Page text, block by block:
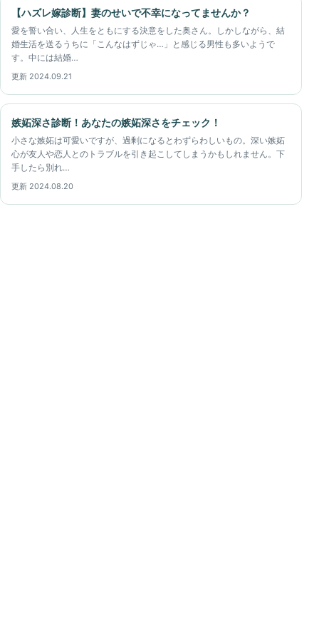
【ハズレ嫁診断】妻のせいで不幸になってませんか？
愛を誓い合い、人生をともにする決意をした奥さん。しかしながら、結
婚生活を送るうちに「こんなはずじゃ…」と感じる男性も多いようで
す。中には結婚…
更新 2024.09.21
嫉妬深さ診断！あなたの嫉妬深さをチェック！
小さな嫉妬は可愛いですが、過剰になるとわずらわしいもの。深い嫉妬
心が友人や恋人とのトラブルを引き起こしてしまうかもしれません。下
手したら別れ…
更新 2024.08.20